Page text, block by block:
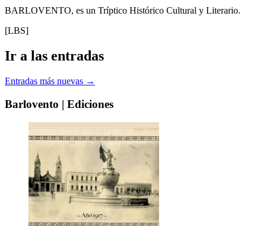
BARLOVENTO, es un Tríptico Histórico Cultural y Literario.
[LBS]
Ir a las entradas
Entradas más nuevas →
Barlovento | Ediciones